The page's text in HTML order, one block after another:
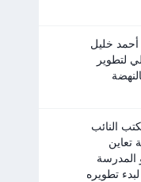
خليل
لتطوير
النائب
تعاين
المدرسة
لبدء تطويره